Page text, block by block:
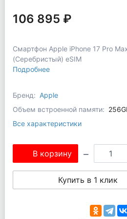
106 895 ₽
Смартфон Apple iPhone 17 Pro
(Серебристый) eSIM
Подробнее
Бренд: Apple
Объем встроенной памяти:
Все характеристики
В корзину
Купить в 1 клик